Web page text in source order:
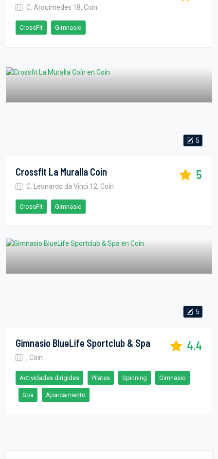
C. Arquímedes 18, Coín
CrossFit Gimnasio
5
Crossfit La Muralla Coín
C. Leonardo da Vinci 12, Coín
5
CrossFit Gimnasio
5
Gimnasio BlueLife Sportclub & Spa
, Coín
4.4
Actividades dirigidas Pilates Spinning Gimnasio
Spa Aparcamiento